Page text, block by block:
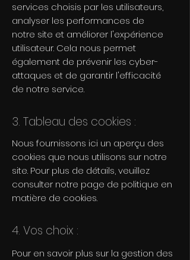
services choisis par les utilisateurs,
analyser les performances de
notre site et améliorer l'expérience
utilisateur. Cela nous permet
également de prévenir les cyber-
attaques et de garantir l'efficacité
de notre service.
3. Tableau des cookies :
Nous fournissons ici un aperçu des
cookies que nous utilisons sur notre
site. Pour plus de détails, veuillez
consulter notre page de politique en
matière de cookies.
4. Vos choix :
Pour en savoir plus sur la gestion des